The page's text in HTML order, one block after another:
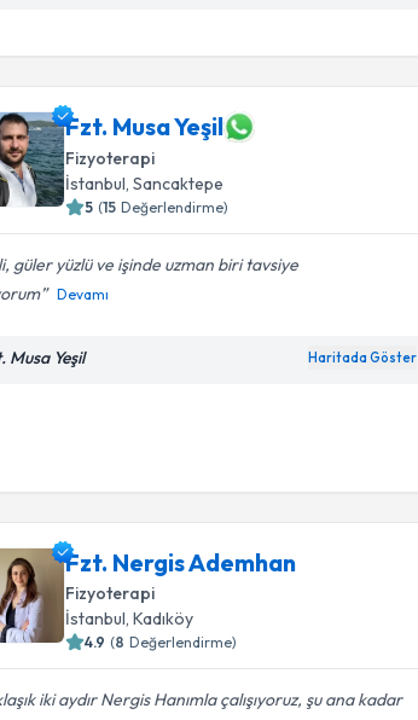
Fzt. Musa Yeşil
Fizyoterapi
İstanbul , Sancaktepe
5 (15 Değerlendirme)
güler yüzlü ve işinde uzman biri tavsiye
Devamı
Musa Yeşil Haritada Göster
Fzt. Nergis Ademhan
Fizyoterapi
İstanbul, Kadıköy
4.9 (8 Değerlendirme)
iki aydır Nergis Hanımla çalışıyoruz, şu ana kadar